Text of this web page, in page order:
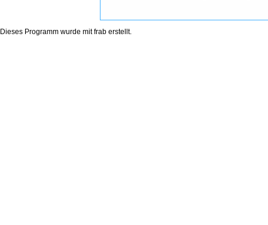
Dieses Programm wurde mitfrab erstellt.